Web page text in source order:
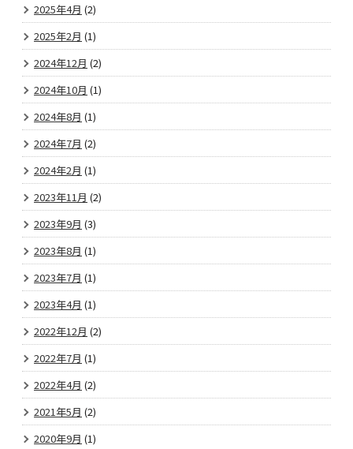
2025年4月 (2)
2025年2月 (1)
2024年12月 (2)
2024年10月 (1)
2024年8月 (1)
2024年7月 (2)
2024年2月 (1)
2023年11月 (2)
2023年9月 (3)
2023年8月 (1)
2023年7月 (1)
2023年4月 (1)
2022年12月 (2)
2022年7月 (1)
2022年4月 (2)
2021年5月 (2)
2020年9月 (1)